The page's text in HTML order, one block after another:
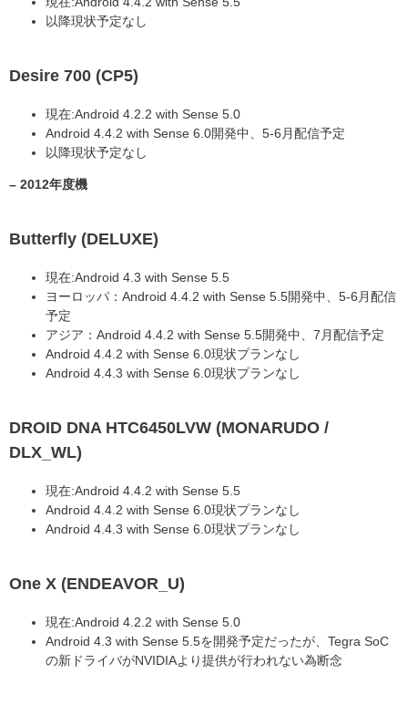
以降現状予定なし
Desire 700 (CP5)
現在:Android 4.2.2 with Sense 5.0
Android 4.4.2 with Sense 6.0開発中、5-6月配信予定
以降現状予定なし
– 2012年度機
Butterfly (DELUXE)
現在:Android 4.3 with Sense 5.5
ヨーロッパ：Android 4.4.2 with Sense 5.5開発中、5-6月配信
予定
アジア：Android 4.4.2 with Sense 5.5開発中、7月配信予定
Android 4.4.2 with Sense 6.0現状プランなし
Android 4.4.3 with Sense 6.0現状プランなし
DROID DNA HTC6450LVW (MONARUDO /
DLX_WL)
現在:Android 4.4.2 with Sense 5.5
Android 4.4.2 with Sense 6.0現状プランなし
Android 4.4.3 with Sense 6.0現状プランなし
One X (ENDEAVOR_U)
現在:Android 4.2.2 with Sense 5.0
Android 4.3 with Sense 5.5を開発予定だったが、Tegra SoC
の新ドライバがNVIDIAより提供が行われない為断念